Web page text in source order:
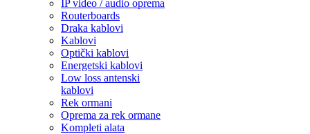
IP video / audio oprema
Routerboards
Draka kablovi
Kablovi
Optički kablovi
Energetski kablovi
Low loss antenski
kablovi
Rek ormani
Oprema za rek ormane
Kompleti alata